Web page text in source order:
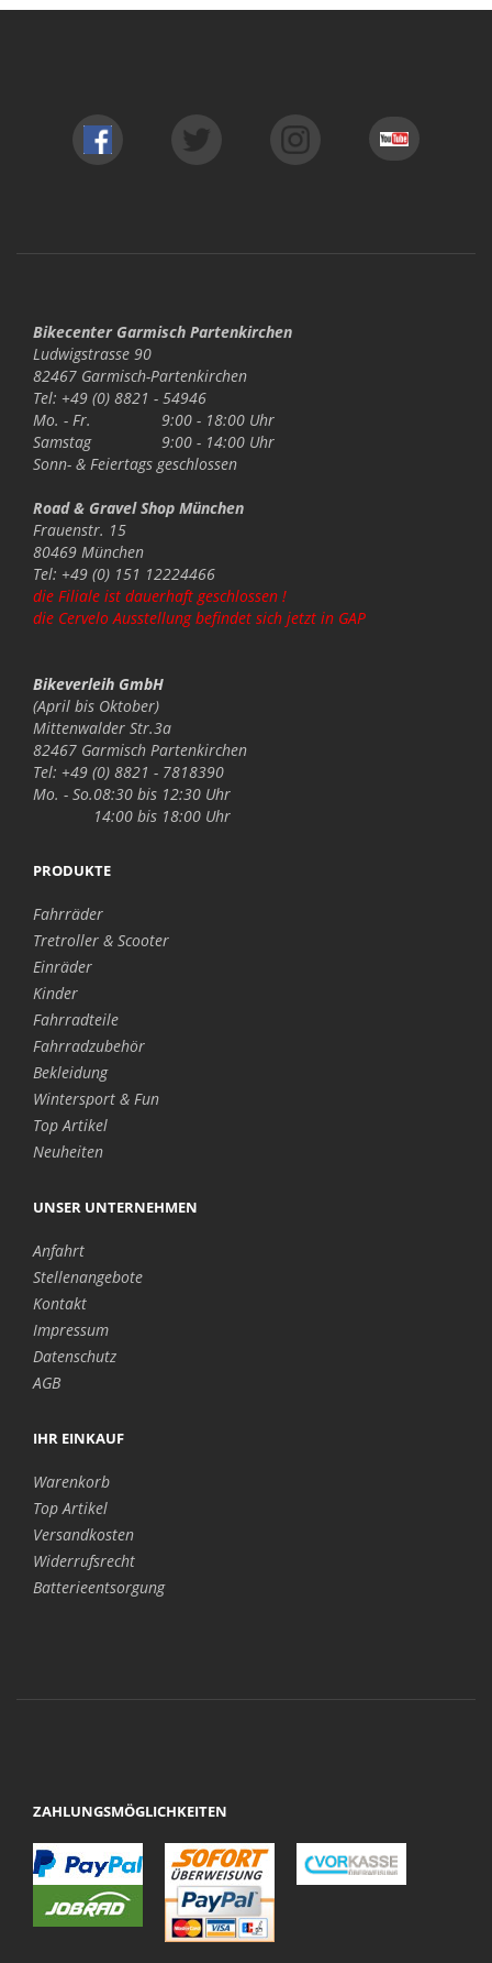
Bikecenter Garmisch Partenkirchen
Ludwigstrasse 90
82467 Garmisch-Partenkirchen
Tel: +49 (0) 8821 - 54946
Mo. - Fr.
9:00 - 18:00 Uhr
Samstag
9:00 - 14:00 Uhr
Sonn- & Feiertags geschlossen
Road & Gravel Shop München
Frauenstr. 15
80469 München
Tel: +49 (0) 151 12224466
die Filiale ist dauerhaft geschlossen !
die Cervelo Ausstellung befindet sich jetzt in GAP
Bikeverleih GmbH
(April bis Oktober)
Mittenwalder Str.3a
82467 Garmisch Partenkirchen
Tel: +49 (0) 8821 - 7818390
Mo. - So.08:30 bis 12:30 Uhr
14:00 bis 18:00 Uhr
PRODUKTE
Fahrräder
Tretroller & Scooter
Einräder
Kinder
Fahrradteile
Fahrradzubehör
Bekleidung
Wintersport & Fun
Top Artikel
Neuheiten
UNSER UNTERNEHMEN
Anfahrt
Stellenangebote
Kontakt
Impressum
Datenschutz
AGB
IHR EINKAUF
Warenkorb
Top Artikel
Versandkosten
Widerrufsrecht
Batterieentsorgung
ZAHLUNGSMÖGLICHKEITEN